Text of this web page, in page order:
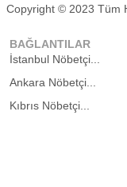
Copyright © 2023 Tüm
BAĞLANTILAR
İstanbul Nöbetçi...
Ankara Nöbetçi...
Kıbrıs Nöbetçi...